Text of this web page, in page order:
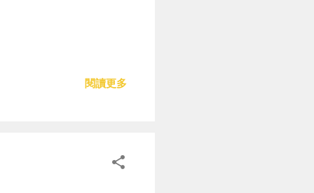
閱讀更多